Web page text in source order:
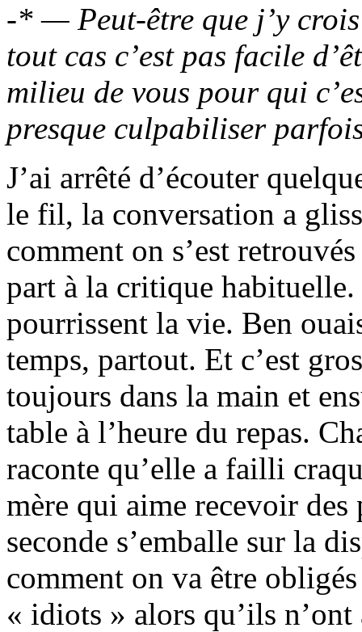
-* — Peut-être que j’y
tout cas c’est pas facile
milieu de vous pour qui
presque culpabiliser
J’ai arrêté d’écouter
le fil, la conversation a
comment on s’est
part à la critique habituelle.
pourrissent la vie. Ben
temps, partout. Et c’est
toujours dans la main et
table à l’heure du repas.
raconte qu’elle a failli
mère qui aime recevoir des
seconde s’emballe sur la
comment on va être
« idiots » alors qu’ils